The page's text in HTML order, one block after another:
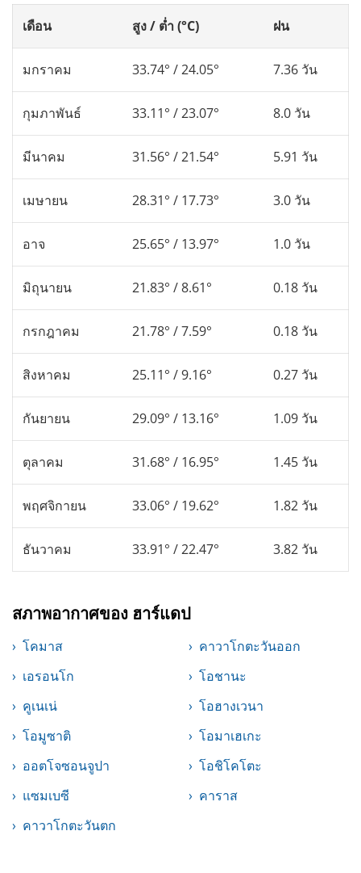
เดือน สูง / ต่ำ (°C) ฝน
มกราคม 33.74° / 24.05° 7.36 วัน
กุมภาพันธ์ 33.11° / 23.07° 8.0 วัน
มีนาคม 31.56° / 21.54° 5.91 วัน
เมษายน 28.31° / 17.73° 3.0 วัน
อาจ 25.65° / 13.97° 1.0 วัน
มิถุนายน 21.83° / 8.61° 0.18 วัน
กรกฎาคม 21.78° / 7.59° 0.18 วัน
สิงหาคม 25.11° / 9.16° 0.27 วัน
กันยายน 29.09° / 13.16° 1.09 วัน
ตุลาคม 31.68° / 16.95° 1.45 วัน
พฤศจิกายน 33.06° / 19.62° 1.82 วัน
ธันวาคม 33.91° / 22.47° 3.82 วัน
สภาพอากาศของ ฮาร์แดป
โคมาส
คาวาโกตะวันออก
เอรอนโก
โอชานะ
คูเนเน่
โอฮางเวนา
โอมูซาติ
โอมาเฮเกะ
ออตโจซอนจูปา
โอชิโคโตะ
แซมเบซี
คาราส
คาวาโกตะวันตก